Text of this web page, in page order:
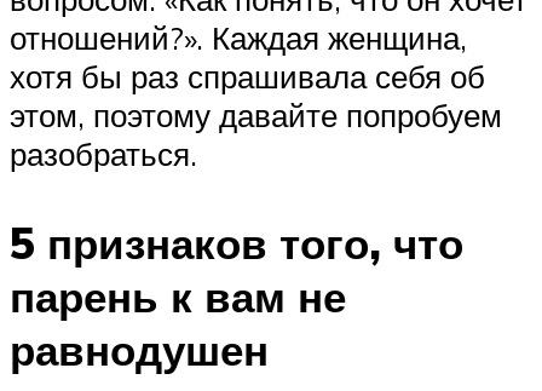
отношений?». Каждая женщина,
хотя бы раз спрашивала себя об
этом, поэтому давайте попробуем
разобраться.
5 признаков того, что
парень к вам не
равнодушен